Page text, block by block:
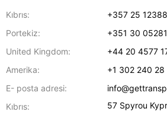
Kıbrıs:
+357 25
Portekiz:
+351 30
United Kingdom:
+44 20 4577
Amerika:
+1 302 240 28
E- posta adresi:
Kıbrıs:
57 Spyrou